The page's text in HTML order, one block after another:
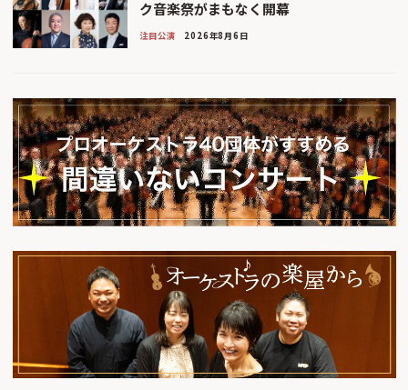
ク音楽祭がまもなく開幕
注目公演 2026年8月6日